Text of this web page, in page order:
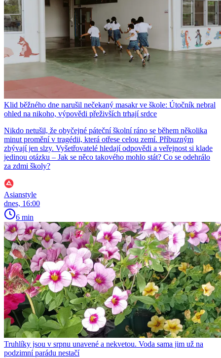
Klid běžného dne narušil nečekaný masakr ve škole: Útočník nebral
ohled na nikoho, výpovědi přeživších trhají srdce
Nikdo netušil, že obyčejné páteční školní ráno se během několika
minut promění v tragédii, která otřese celou zemí. Příbuzným
zbývají jen slzy. Vyšetřovatelé hledají odpovědi a veřejnost si klade
jedinou otázku – Jak se něco takového mohlo stát? Co se odehrálo
za zdmi školy?
Asianstyle
dnes, 16:00
6 min
Truhlíky jsou v srpnu unavené a nekvetou. Voda sama jim už na
podzimní parádu nestačí